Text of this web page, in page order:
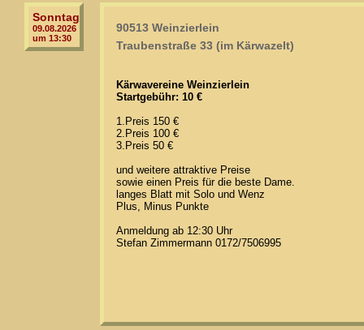
Sonntag
09.08.2026
um 13:30
90513 Weinzierlein
Traubenstraße 33 (im Kärwazelt)
Kärwavereine Weinzierlein
Startgebühr: 10 €
1.Preis 150 €
2.Preis 100 €
3.Preis 50 €
und weitere attraktive Preise
sowie einen Preis für die beste Dame.
langes Blatt mit Solo und Wenz
Plus, Minus Punkte
Anmeldung ab 12:30 Uhr
Stefan Zimmermann 0172/7506995